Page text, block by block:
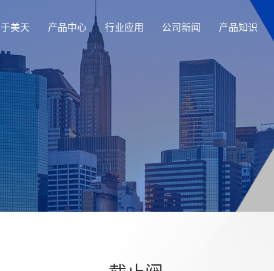
美天 产品中心 行业应用 公司新闻 产品知识